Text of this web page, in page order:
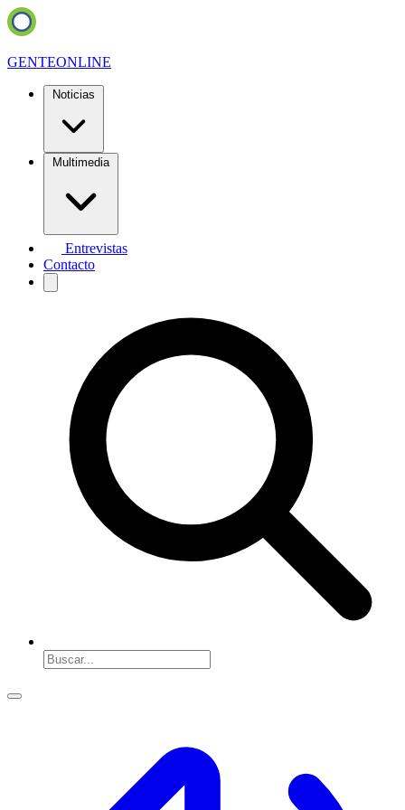
GENTEONLINE
Noticias
Multimedia
Entrevistas
Contacto